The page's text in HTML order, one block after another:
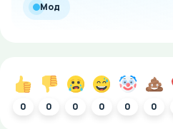
Мод
0 0 0 0 0 0